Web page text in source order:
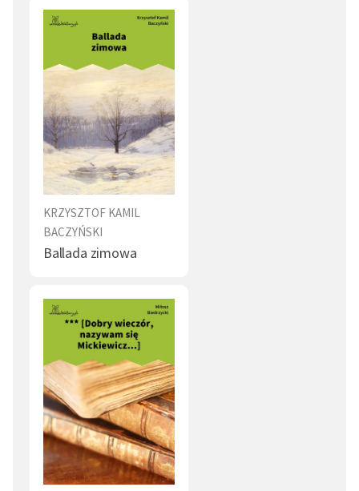
KRZYSZTOF KAMIL
BACZYŃSKI
Ballada zimowa